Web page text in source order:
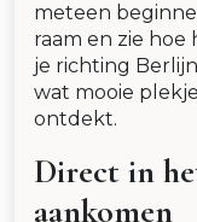
meteen
raam en zie
je richting
wat mooie
ontdekt.
Direct in
aankomen